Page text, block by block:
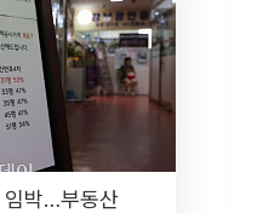
임박…부동산